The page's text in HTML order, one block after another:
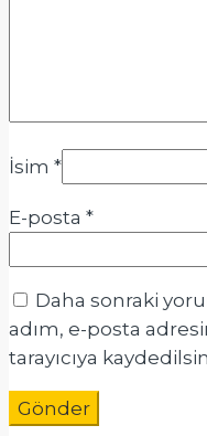
İsim *
E-posta *
Daha sonraki
adım, e-posta
tarayıcıya